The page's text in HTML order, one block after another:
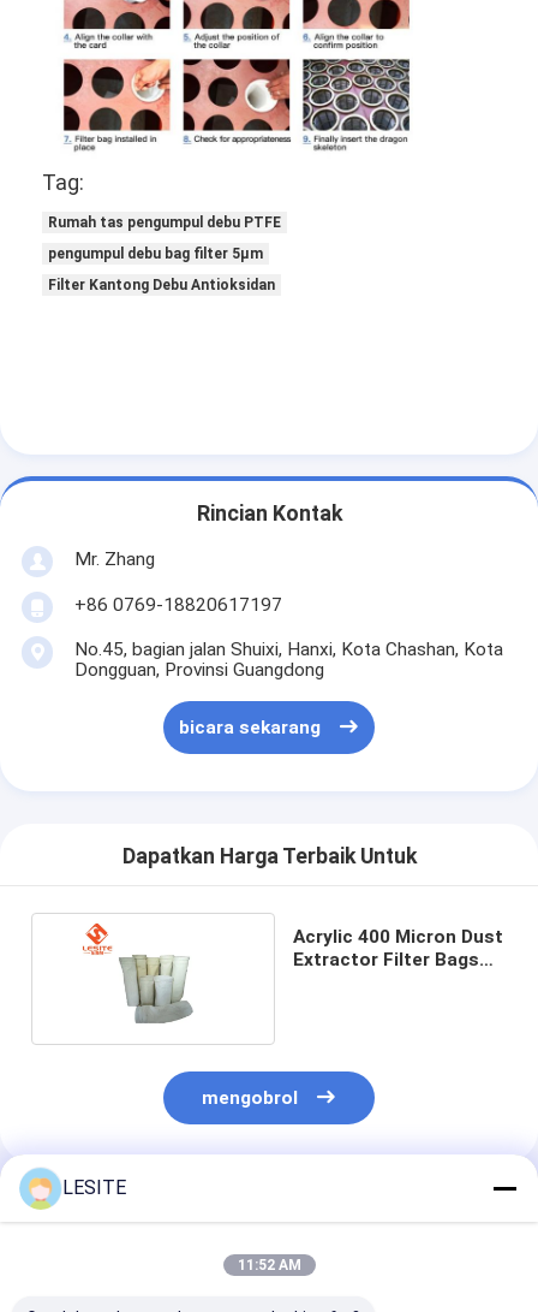
Mesin Pembuat Filter Udara
Mesin Manufaktur Filter Udara
Mesin Pembuat Filter Saku
Mesin Memukau Otomatis
Filter Tas Aluminium
Filter Kantong Debu
Mesin Jahitan Ultrasonik
Filter udara Mesin pembuatan kerangka
Tag:
Rumah tas pengumpul debu PTFE
pengumpul debu bag filter 5µm
Filter Kantong Debu Antioksidan
Rincian Kontak
Mr. Zhang
+86 0769-18820617197
No.45, bagian jalan Shuixi, Hanxi, Kota Chashan, Kota
Dongguan, Provinsi Guangdong
bicara sekarang
Dapatkan Harga Terbaik Untuk
Acrylic 400 Micron Dust
Extractor Filter Bags
mengobrol
Rekomendasi Produk
LESITE
11:52 AM